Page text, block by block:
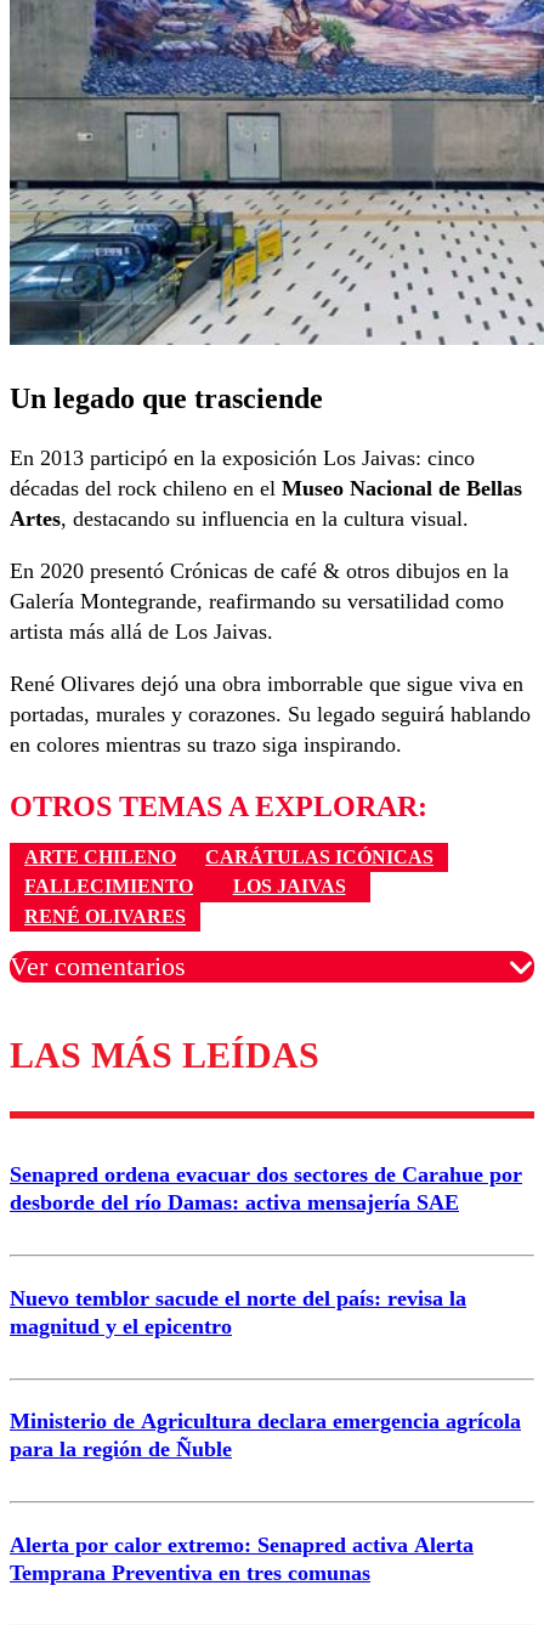
Un legado que trasciende
En 2013 participó en la exposición Los Jaivas: cinco
décadas del rock chileno en el Museo Nacional de Bellas
Artes, destacando su influencia en la cultura visual.
En 2020 presentó Crónicas de café & otros dibujos en la
Galería Montegrande, reafirmando su versatilidad como
artista más allá de Los Jaivas.
René Olivares dejó una obra imborrable que sigue viva en
portadas, murales y corazones. Su legado seguirá hablando
en colores mientras su trazo siga inspirando.
OTROS TEMAS A EXPLORAR:
ARTE CHILENO
CARÁTULAS ICÓNICAS
FALLECIMIENTO
LOS JAIVAS
RENÉ OLIVARES
Ver comentarios
Los comentarios son moderados para garantizar un
diálogo respetuoso.
Correo
LAS MÁS LEÍDAS
Senapred ordena evacuar dos sectores de Carahue por
desborde del río Damas: activa mensajería SAE
Nuevo temblor sacude el norte del país: revisa la
magnitud y el epicentro
Ministerio de Agricultura declara emergencia agrícola
para la región de Ñuble
Alerta por calor extremo: Senapred activa Alerta
Temprana Preventiva en tres comunas